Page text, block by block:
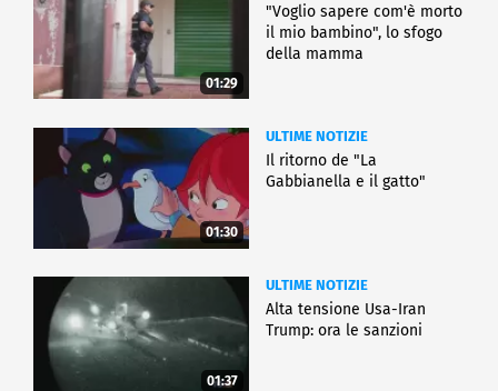
01:29
"Voglio sapere com'è morto
il mio bambino", lo sfogo
della mamma
01:30
ULTIME NOTIZIE
Il ritorno de "La
Gabbianella e il gatto"
01:37
ULTIME NOTIZIE
Alta tensione Usa-Iran
Trump: ora le sanzioni